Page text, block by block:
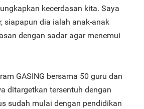
kecerdasan kita. Saya
siapapun dia ialah anak-anak
dengan sadar agar menemui
GASING bersama 50 guru dan
ditargetkan tersentuh dengan
sudah mulai dengan pendidikan